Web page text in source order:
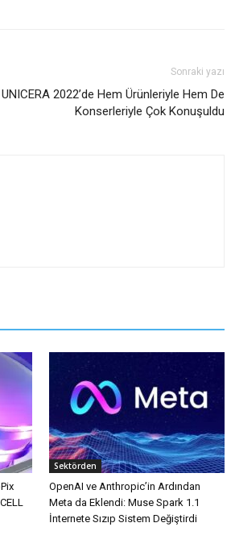
Sonraki yazı
2022’de Hem Ürünleriyle Hem De
Konserleriyle Çok Konuşuldu
Sektörden
OpenAI ve Anthropic’in Ardından
Meta da Eklendi: Muse Spark 1.1
İnternete Sızıp Sistem Değiştirdi